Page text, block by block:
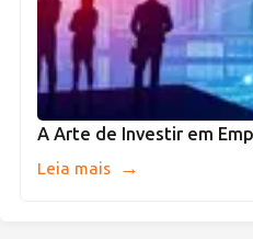
A Arte de Investir em
Leia mais →